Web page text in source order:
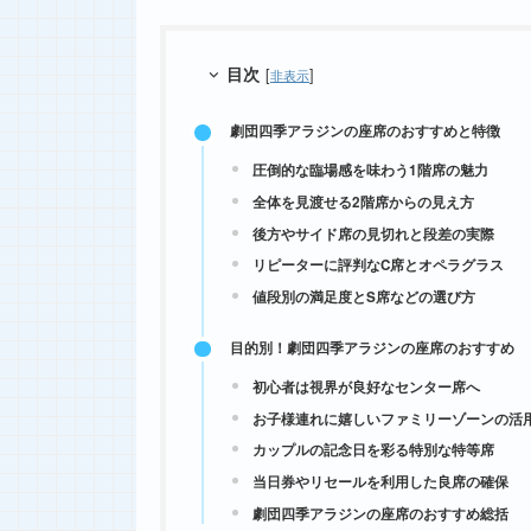
目次 [非表示]
劇団四季アラジンの座席のおすすめと特徴
圧倒的な臨場感を味わう1階席の魅力
全体を見渡せる2階席からの見え方
後方やサイド席の見切れと段差の実際
リピーターに評判なC席とオペラグラス
値段別の満足度とS席などの選び方
目的別！劇団四季アラジンの座席のおすすめ
初心者は視界が良好なセンター席へ
お子様連れに嬉しいファミリーゾーンの活
カップルの記念日を彩る特別な特等席
当日券やリセールを利用した良席の確保
劇団四季アラジンの座席のおすすめ総括